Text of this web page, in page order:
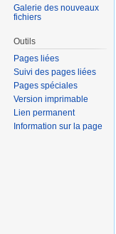
Galerie des nouveaux
fichiers
Outils
Pages liées
Suivi des pages liées
Pages spéciales
Version imprimable
Lien permanent
Information sur la page